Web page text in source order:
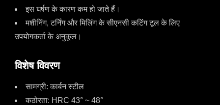
इस घर्षण के कारण कम हो जाते हैं।
मशीनिंग, टर्निंग और मिलिंग के सीएनसी कटिंग टूल के लिए
उपयोगकर्ता के अनुकूल।
विशेष विवरण
सामग्री: कार्बन स्टील
कठोरता: HRC 43° ~ 48°